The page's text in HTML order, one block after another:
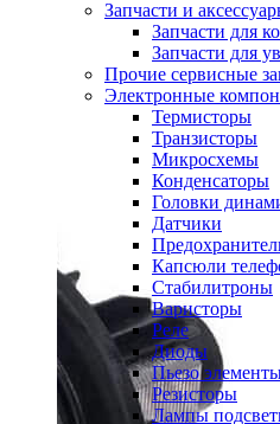
Запчасти и
Запчасти для
Запчасти для
Прочие сервисные
Электронные
Термисторы
Транзисторы
Микросхемы
Конденсаторы
Головки
Датчики
Капсюли
Стабилитроны
Варисторы
Реле
Диоды
Пьезо
Резисторы
Лампы